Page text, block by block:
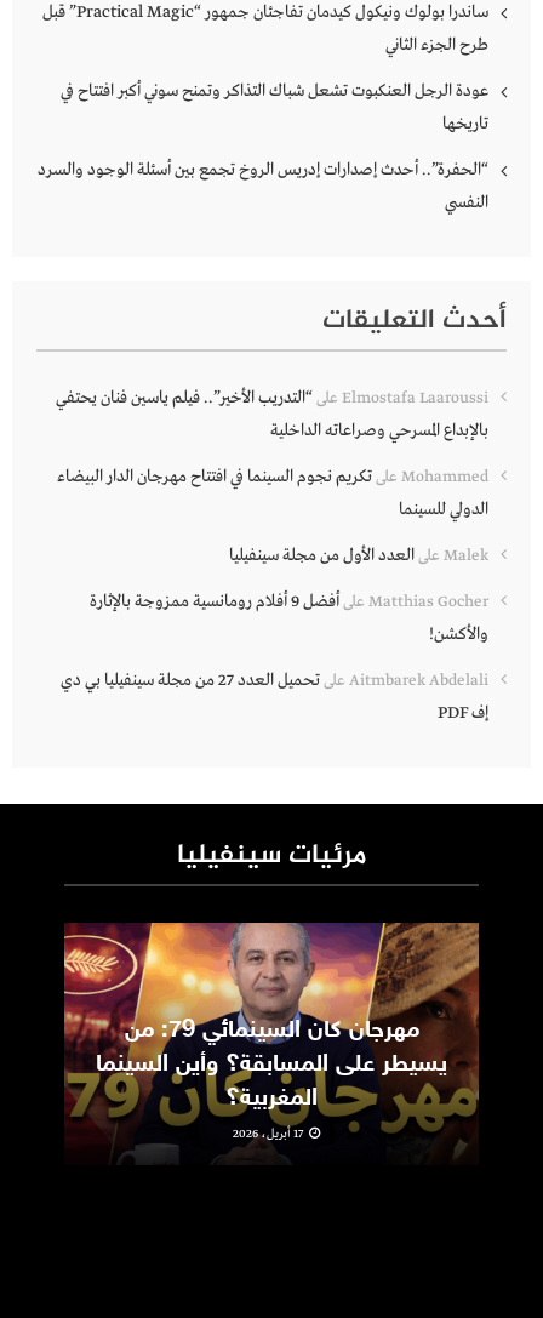
ساندرا بولوك ونيكول كيدمان تفاجئان جمهور “Practical Magic” قبل
طرح الجزء الثاني
عودة الرجل العنكبوت تشعل شباك التذاكر وتمنح سوني أكبر افتتاح في
تاريخها
“الحفرة”.. أحدث إصدارات إدريس الروخ تجمع بين أسئلة الوجود والسرد
النفسي
أحدث التعليقات
Elmostafa Laaroussi على“التدريب الأخير”.. فيلم ياسين فنان يحتفي
بالإبداع المسرحي وصراعاته الداخلية
Mohammed علىتكريم نجوم السينما في افتتاح مهرجان الدار البيضاء
الدولي للسينما
Malek علىالعدد الأول من مجلة سينفيليا
Matthias Gocher على
أفضل 9 أفلام رومانسية ممزوجة بالإثارة
والأكشن!
Aitmbarek Abdelali على
تحميل العدد 27 من مجلة سينفيليا بي دي
إف PDF
مرئيات سينفيليا
مهرجان كان السينمائي 79: من
يسيطر على المسابقة؟ وأين السينما
المغربية؟
17 أبريل، 2026